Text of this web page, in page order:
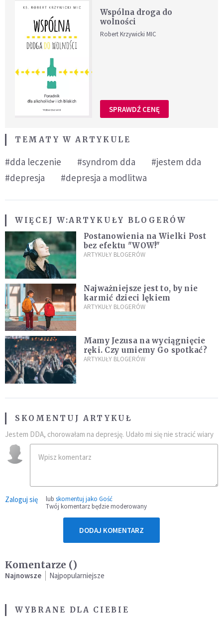
Wspólna droga do
wolności
Robert Krzywicki MIC
SPRAWDŹ CENĘ
TEMATY W ARTYKULE
#dda leczenie #syndrom dda
#jestem dda
#depresja
#depresja a modlitwa
WIĘCEJ W:ARTYKUŁY BLOGERÓW
Postanowienia na Wielki Post
bez efektu "WOW!"
ARTYKUŁY BLOGERÓW
Najważniejsze jest to, by nie
karmić dzieci lękiem
ARTYKUŁY BLOGERÓW
Mamy Jezusa na wyciągnięcie
ręki. Czy umiemy Go spotkać?
ARTYKUŁY BLOGERÓW
SKOMENTUJ ARTYKUŁ
Jestem DDA, chorowałam na depresję. Udało mi się nie stracić wiary
Zaloguj się lub skomentuj jako Gość
Twój komentarz będzie moderowany
DODAJ KOMENTARZ
Komentarze ()
Najnowsze Najpopularniejsze
WYBRANE DLA CIEBIE